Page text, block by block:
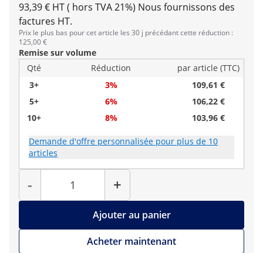
93,39 € HT ( hors TVA 21%) Nous fournissons des
factures HT.
Prix le plus bas pour cet article les 30 j précédant cette réduction :
125,00 €
Remise sur volume
Qté
Réduction
par article (TTC)
3+
3%
109,61 €
5+
6%
106,22 €
10+
8% 103,96 €
Demande d'offre personnalisée pour plus de 10
articles
-
Quantité
+
Ajouter au panier
Acheter maintenant